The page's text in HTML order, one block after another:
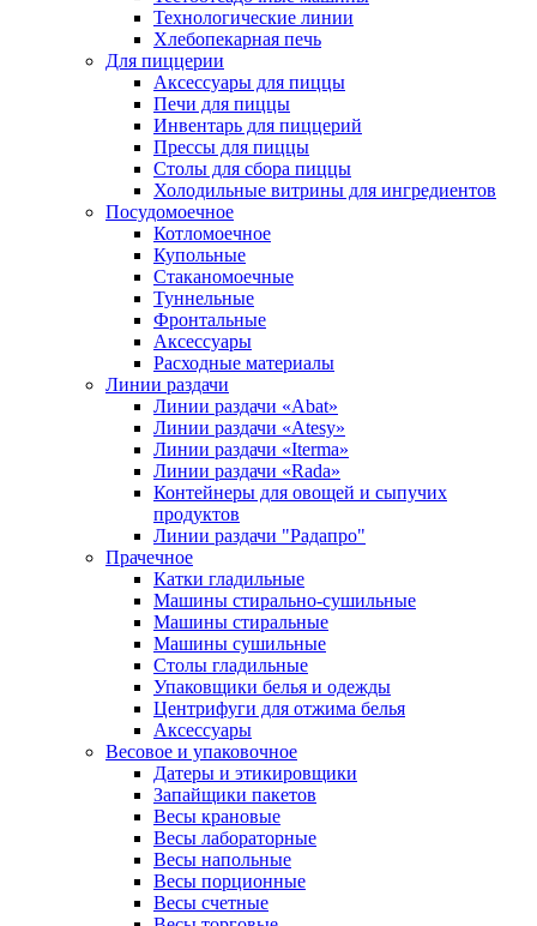
Технологические линии
Хлебопекарная печь
Для пиццерии
Аксессуары для пиццы
Печи для пиццы
Инвентарь для пиццерий
Прессы для пиццы
Столы для сбора пиццы
Холодильные витрины для ингредиентов
Посудомоечное
Котломоечное
Купольные
Стаканомоечные
Туннельные
Фронтальные
Аксессуары
Расходные материалы
Линии раздачи
Линии раздачи «Abat»
Линии раздачи «Atesy»
Линии раздачи «Iterma»
Линии раздачи «Rada»
Контейнеры для овощей и сыпучих
продуктов
Линии раздачи "Радапро"
Прачечное
Катки гладильные
Машины стирально-сушильные
Машины стиральные
Машины сушильные
Столы гладильные
Упаковщики белья и одежды
Центрифуги для отжима белья
Аксессуары
Весовое и упаковочное
Датеры и этикировщики
Запайщики пакетов
Весы крановые
Весы лабораторные
Весы напольные
Весы порционные
Весы счетные